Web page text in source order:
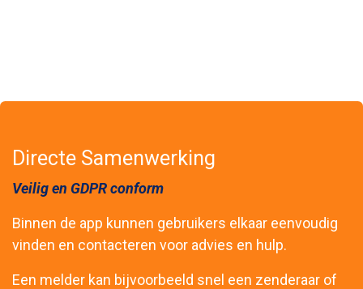
Directe Samenwerking
Veilig en GDPR conform
Binnen de app kunnen gebruikers elkaar eenvoudig
vinden en contacteren voor advies en hulp.
Een melder kan bijvoorbeeld snel een zenderaar of